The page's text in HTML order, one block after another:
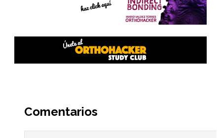
del
lector
Comentarios